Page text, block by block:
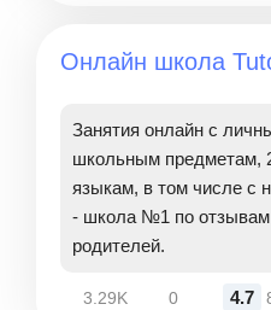
Онлайн школа
Занятия онлайн с
школьным предметам,
языкам, в том числе с
- школа №1 по отзывам
родителей.
3.29K 0 4.7